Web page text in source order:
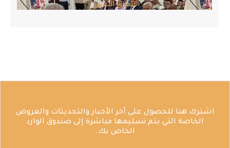
سياق التقرير
اشترك هنا للحصول على آخر الأخبار والتحديثات والعروض
الخاصة التي يتم تسليمها مباشرة إلى صندوق الوارد
الخاص بك.